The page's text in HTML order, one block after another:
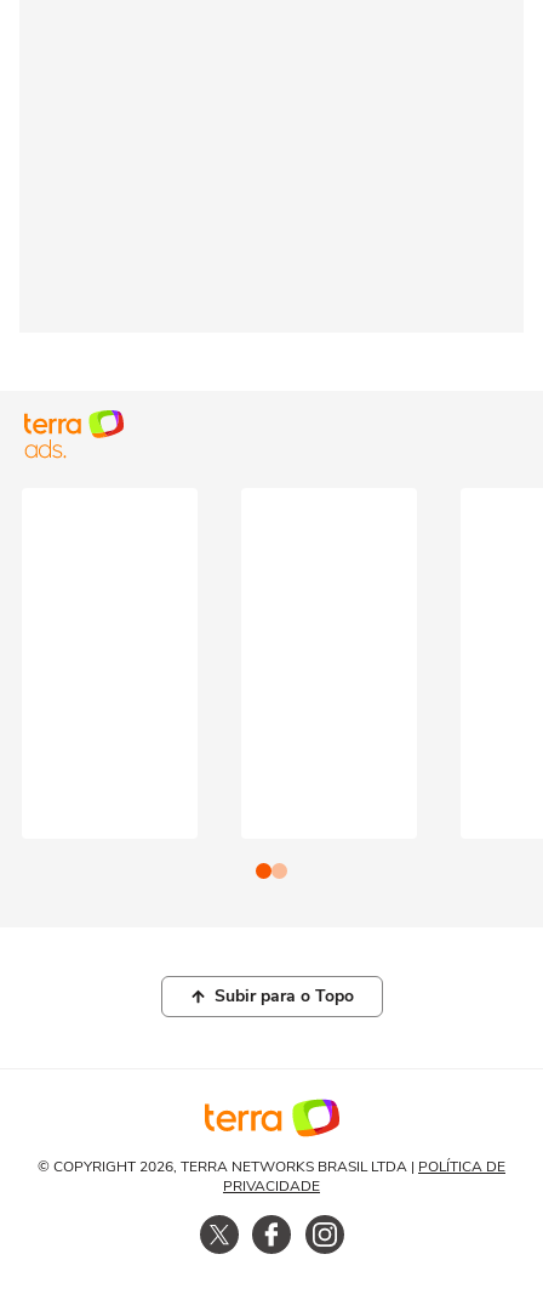
Subir para o Topo
© COPYRIGHT 2026, TERRA NETWORKS BRASIL LTDA | POLÍTICA DE
PRIVACIDADE